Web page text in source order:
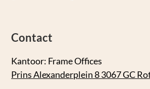
Contact
Kantoor: Frame Offices
Prins Alexanderplein 8 3067 GC